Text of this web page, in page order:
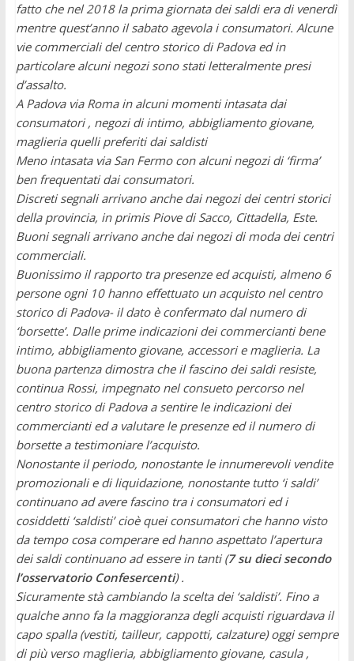
fatto che nel 2018 la prima giornata dei saldi era di venerdì
mentre quest’anno il sabato agevola i consumatori. Alcune
vie commerciali del centro storico di Padova ed in
particolare alcuni negozi sono stati letteralmente presi
d’assalto.
A Padova via Roma in alcuni momenti intasata dai
consumatori , negozi di intimo, abbigliamento giovane,
maglieria quelli preferiti dai saldisti
Meno intasata via San Fermo con alcuni negozi di ‘firma’
ben frequentati dai consumatori.
Discreti segnali arrivano anche dai negozi dei centri storici
della provincia, in primis Piove di Sacco, Cittadella, Este.
Buoni segnali arrivano anche dai negozi di moda dei centri
commerciali.
Buonissimo il rapporto tra presenze ed acquisti, almeno 6
persone ogni 10 hanno effettuato un acquisto nel centro
storico di Padova- il dato è confermato dal numero di
‘borsette’. Dalle prime indicazioni dei commercianti bene
intimo, abbigliamento giovane, accessori e maglieria. La
buona partenza dimostra che il fascino dei saldi resiste,
continua Rossi, impegnato nel consueto percorso nel
centro storico di Padova a sentire le indicazioni dei
commercianti ed a valutare le presenze ed il numero di
borsette a testimoniare l’acquisto.
Nonostante il periodo, nonostante le innumerevoli vendite
promozionali e di liquidazione, nonostante tutto ‘i saldi’
continuano ad avere fascino tra i consumatori ed i
cosiddetti ‘saldisti’ cioè quei consumatori che hanno visto
da tempo cosa comperare ed hanno aspettato l’apertura
dei saldi continuano ad essere in tanti (7 su dieci secondo
l’osservatorio Confesercenti) .
Sicuramente stà cambiando la scelta dei ‘saldisti’. Fino a
qualche anno fa la maggioranza degli acquisti riguardava il
capo spalla (vestiti, tailleur, cappotti, calzature) oggi sempre
di più verso maglieria, abbigliamento giovane, casula ,